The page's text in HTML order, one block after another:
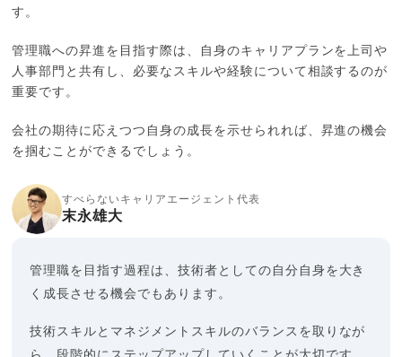
す。
管理職への昇進を目指す際は、自身のキャリアプランを上司や
人事部門と共有し、必要なスキルや経験について相談するのが
重要です。
会社の期待に応えつつ自身の成長を示せられれば、昇進の機会
を掴むことができるでしょう。
すべらないキャリアエージェント代表
末永雄大
管理職を目指す過程は、技術者としての自分自身を大き
く成長させる機会でもあります。
技術スキルとマネジメントスキルのバランスを取りなが